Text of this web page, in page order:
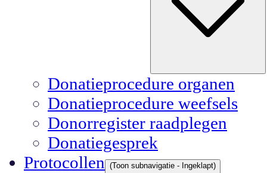
Donatieprocedure organen
Donatieprocedure weefsels
Donorregister raadplegen
Donatiegesprek
Protocollen
(Toon subnavigatie - Ingeklapt)